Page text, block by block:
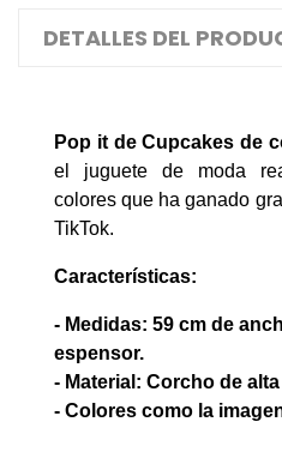
DETALLES DEL
Pop it deCupcakes de
el juguete de moda
colores que ha ganado
TikTok.
Características:
- Medidas: 59 cm de
espensor.
- Material: Corcho de
- Colores como la